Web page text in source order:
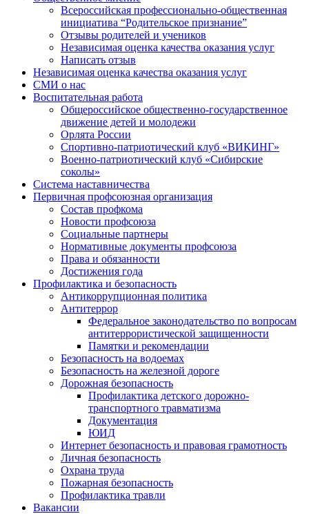
Всероссийская профессионально-общественная
инициатива “Родительское признание”
Отзывы родителей и учеников
Независимая оценка качества оказания услуг
Написать отзыв
Независимая оценка качества оказания услуг
СМИ о нас
Воспитательная работа
Общероссийское общественно-государственное
движение детей и молодежи
Орлята России
Спортивно-патриотический клуб «ВИКИНГ»
Военно-патриотический клуб «Сибирские
соколы»
Система наставничества
Первичная профсоюзная организация
Состав профкома
Новости профсоюза
Социальные партнеры
Нормативные документы профсоюза
Права и обязанности
Достижения года
Профилактика и безопасность
Антикоррупционная политика
Антитеррор
Федеральное законодательство по вопросам
антитеррористической защищенности
Памятки и рекомендации
Безопасность на водоемах
Безопасность на железной дороге
Дорожная безопасность
Профилактика детского дорожно-
транспортного травматизма
Документация
ЮИД
Интернет безопасность и правовая грамотность
Личная безопасность
Охрана труда
Пожарная безопасность
Профилактика травли
Вакансии